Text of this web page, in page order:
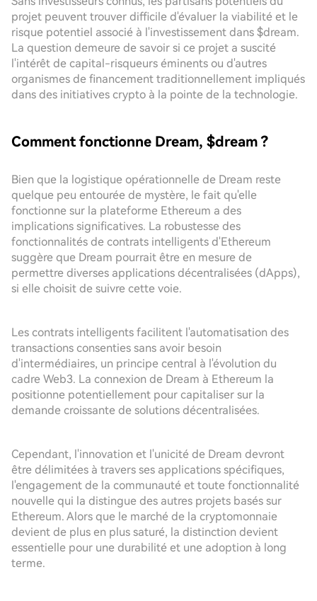
projet peuvent trouver difficile d'évaluer la viabilité et le
risque potentiel associé à l'investissement dans $dream.
La question demeure de savoir si ce projet a suscité
l'intérêt de capital-risqueurs éminents ou d'autres
organismes de financement traditionnellement impliqués
dans des initiatives crypto à la pointe de la technologie.
Comment fonctionne Dream, $dream ?
Bien que la logistique opérationnelle de Dream reste
quelque peu entourée de mystère, le fait qu'elle
fonctionne sur la plateforme Ethereum a des
implications significatives. La robustesse des
fonctionnalités de contrats intelligents d'Ethereum
suggère que Dream pourrait être en mesure de
permettre diverses applications décentralisées (dApps),
si elle choisit de suivre cette voie.
Les contrats intelligents facilitent l'automatisation des
transactions consenties sans avoir besoin
d'intermédiaires, un principe central à l'évolution du
cadre Web3. La connexion de Dream à Ethereum la
positionne potentiellement pour capitaliser sur la
demande croissante de solutions décentralisées.
Cependant, l'innovation et l'unicité de Dream devront
être délimitées à travers ses applications spécifiques,
l'engagement de la communauté et toute fonctionnalité
nouvelle qui la distingue des autres projets basés sur
Ethereum. Alors que le marché de la cryptomonnaie
devient de plus en plus saturé, la distinction devient
essentielle pour une durabilité et une adoption à long
terme.